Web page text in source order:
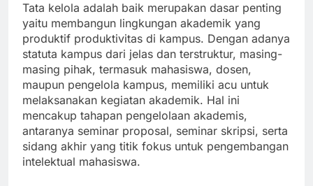
Tata kelola adalah baik merupakan dasar penting
yaitu membangun lingkungan akademik yang
produktif produktivitas di kampus. Dengan adanya
statuta kampus dari jelas dan terstruktur, masing-
masing pihak, termasuk mahasiswa, dosen,
maupun pengelola kampus, memiliki acu untuk
melaksanakan kegiatan akademik. Hal ini
mencakup tahapan pengelolaan akademis,
antaranya seminar proposal, seminar skripsi, serta
sidang akhir yang titik fokus untuk pengembangan
intelektual mahasiswa.